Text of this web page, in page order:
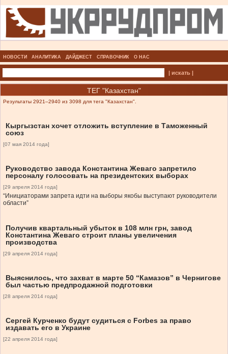
НОВОСТИ АНАЛИТИКА ДАЙДЖЕСТ СПРАВОЧНИК О НАС
| искать |
ТЕГ "Казахстан"
Результаты 2921–2940 из 3098 для тега "Казахстан".
Кыргызстан хочет отложить вступление в Таможенный
союз
[07 мая 2014 года]
Руководство завода Константина Жеваго запретило
персоналу голосовать на президентских выборах
[29 апреля 2014 года]
“Инициаторами запрета идти на выборы якобы выступают руководители
области”
Получив квартальный убыток в 108 млн грн, завод
Константина Жеваго строит планы увеличения
производства
[29 апреля 2014 года]
Выяснилось, что захват в марте 50 “Камазов” в Чернигове
был частью предпродажной подготовки
[28 апреля 2014 года]
Сергей Курченко будут судиться с Forbes за право
издавать его в Украине
[22 апреля 2014 года]